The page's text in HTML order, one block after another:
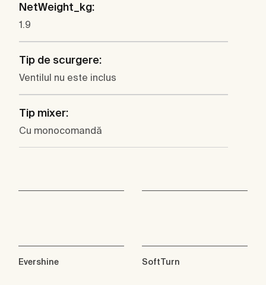
NetWeight_kg:
1.9
Tip de scurgere:
Ventilul nu este inclus
Tip mixer:
Cu monocomandă
Evershine SoftTurn